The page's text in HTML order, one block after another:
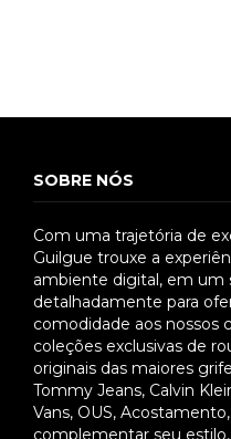
SOBRE NÓS
Com uma trajetória de
Guilgue trouxe a
ambiente digital, em um
detalhadamente para
comodidade aos nossos
coleções exclusivas de
originais das maiores
Tommy Jeans, Calvin
Vans, OUS,
complementar seu